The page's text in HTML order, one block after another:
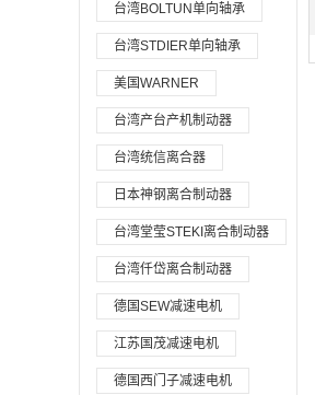
台湾BOLTUN单向轴承
台湾STDIER单向轴承
美国WARNER
台湾产台产机制动器
台湾统信离合器
日本神钢离合制动器
台湾堂莹STEKI离合制动器
台湾仟岱离合制动器
德国SEW减速电机
江苏国茂减速电机
德国西门子减速电机